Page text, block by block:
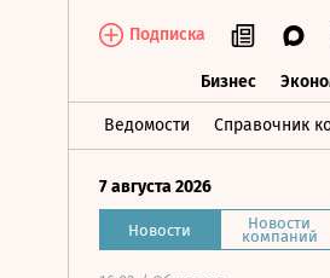
Подписка
Бизнес
Ведомости Справочник
Бизнес
7 августа 2026
Новости Новости
компаний